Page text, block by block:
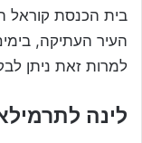
בית הכנסת קוראל
העיר העתיקה,
למרות זאת ניתן
לינה